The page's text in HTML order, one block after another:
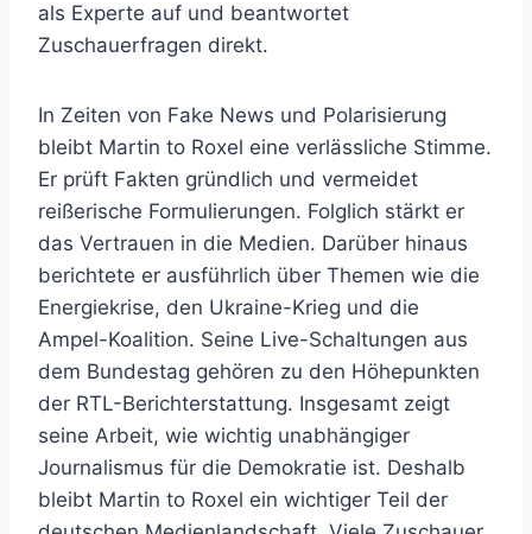
als Experte auf und beantwortet
Zuschauerfragen direkt.
In Zeiten von Fake News und Polarisierung
bleibt Martin to Roxel eine verlässliche Stimme.
Er prüft Fakten gründlich und vermeidet
reißerische Formulierungen. Folglich stärkt er
das Vertrauen in die Medien. Darüber hinaus
berichtete er ausführlich über Themen wie die
Energiekrise, den Ukraine-Krieg und die
Ampel-Koalition. Seine Live-Schaltungen aus
dem Bundestag gehören zu den Höhepunkten
der RTL-Berichterstattung. Insgesamt zeigt
seine Arbeit, wie wichtig unabhängiger
Journalismus für die Demokratie ist. Deshalb
bleibt Martin to Roxel ein wichtiger Teil der